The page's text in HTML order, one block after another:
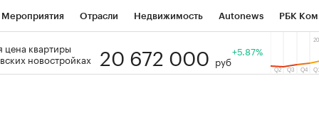
Мероприятия Отрасли Недвижимость Autonews РБК
РБК Образование Тренды
цена квартиры
новостройках
20 672 000 руб
+5.87%